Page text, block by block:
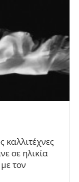
σε ηλικία
τον